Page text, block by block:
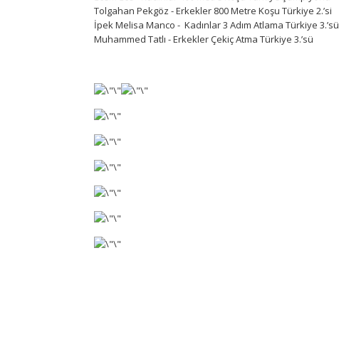
Tolgahan Pekgöz - Erkekler 800 Metre Koşu Türkiye 2.’si
İpek Melisa Manco - Kadınlar 3 Adım Atlama Türkiye 3.’sü
Muhammed Tatlı - Erkekler Çekiç Atma Türkiye 3.’sü